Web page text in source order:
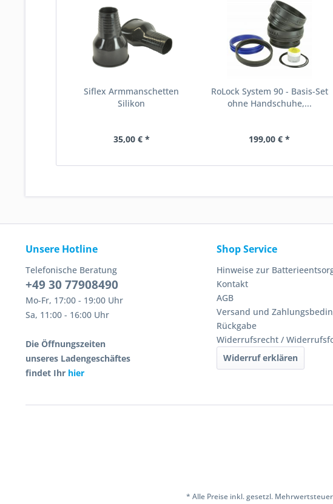
Siflex Armmanschetten
Silikon
35,00 € *
RoLock System 90 - Basis-Set
ohne Handschuhe,...
199,00 € *
Unsere Hotline
Telefonische Beratung
+49 30 77908490
Mo-Fr, 17:00 - 19:00 Uhr
Sa, 11:00 - 16:00 Uhr
Die Öffnungszeiten
unseres Ladengeschäftes
findet Ihr hier
Shop Service
Hinweise zur
Kontakt
AGB
Versand und
Rückgabe
Widerrufsrecht /
Widerruf erklären
* Alle Preise inkl. gesetzl.